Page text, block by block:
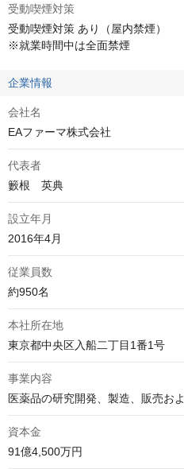
受動喫煙対策
受動喫煙対策 あり（屋内禁煙）
※就業時間中は全面禁煙
企業情報
会社名
EAファーマ株式会社
代表者
籔根　英典
設立年月
2016年4月
従業員数
約950名
本社所在地
東京都中央区入船二丁目1番1号
事業内容
医薬品の研究開発、製造、販売お
資本金
91億4,500万円